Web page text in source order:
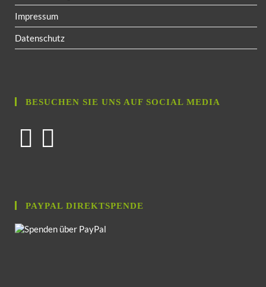
Impressum
Datenschutz
BESUCHEN SIE UNS AUF SOCIAL MEDIA
PAYPAL DIREKTSPENDE